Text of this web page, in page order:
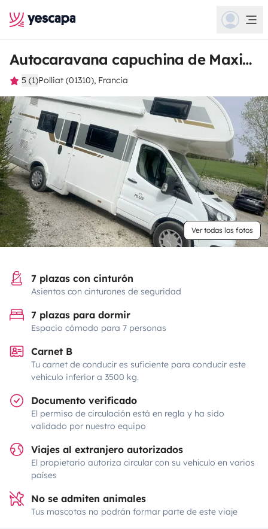
Autocaravana capuchina de Maxime
5 (1)Polliat (01310), Francia
Ver todas las fotos
7 plazas con cinturón
Asientos con cinturones de seguridad
7 plazas para dormir
Espacio cómodo para 7 personas
Carnet B
Tu carnet de conducir es suficiente para conducir este
vehículo inferior a 3500 kg.
Documento verificado
El permiso de circulación está en regla y ha sido
validado por nuestro equipo
Viajes al extranjero autorizados
El propietario autoriza circular con su vehículo en varios
países
No se admiten animales
Tus mascotas no podrán formar parte de este viaje